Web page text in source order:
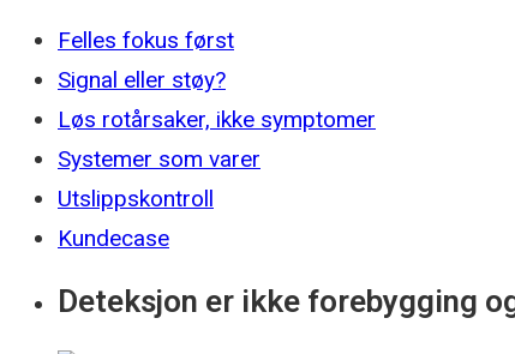
Felles fokus først
Signal eller støy?
Løs rotårsaker, ikke symptomer
Systemer som varer
Utslippskontroll
Kundecase
Deteksjon er ikke forebygging